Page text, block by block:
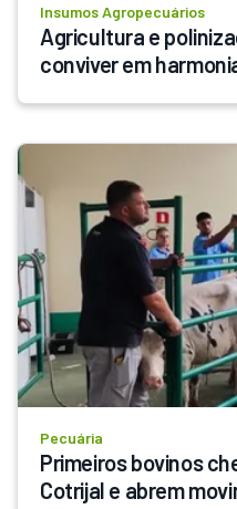
Insumos Agropecuários
Agricultura e
conviver em
Pecuária
Primeiros bovinos
Cotrijal e abrem